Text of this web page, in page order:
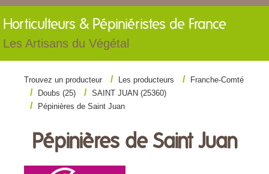
Horticulteurs & Pépiniéristes de France
Les Artisans du Végétal
Trouvez un producteur Les producteurs
Franche-Comté
Doubs (25)
SAINT JUAN (25360)
Pépinières de Saint Juan
Pépinières de Saint Juan